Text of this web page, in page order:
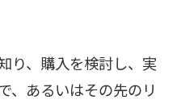
り、購入を検討し、実
、あるいはその先のリ